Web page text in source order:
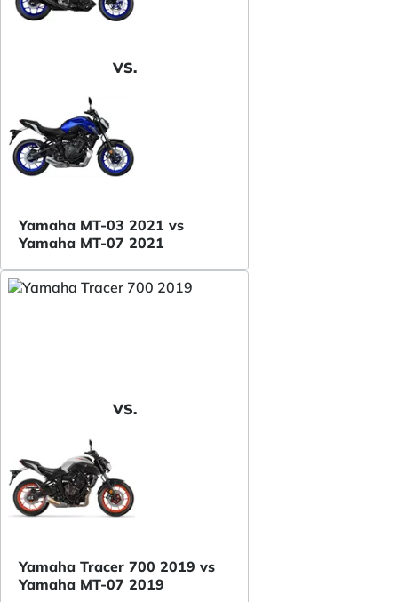
VS.
Yamaha MT-03 2021 vs
Yamaha MT-07 2021
VS.
Yamaha Tracer 700 2019 vs
Yamaha MT-07 2019